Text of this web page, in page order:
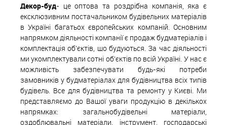
Декор-буд- це оптова та роздрібна компанія, яка є
ексклюзивним постачальником будівельних матеріалів
в Україні багатьох європейських компаній. Основним
напрямком діяльності компанії є продаж будматеріалів і
комплектація об'єктів, що будуються. За час діяльності
ми укомплектували сотні об'єктів по всій Україні. У нас є
можливість забезпечувати будь-які потреби
замовників у будматеріалах для будівництва всіх типів
будівель. Все для будівництва та ремонту у Києві. Ми
представляємо до Вашої уваги продукцію в декількох
напрямках: загальнобудівельні матеріали,
оздоблювальні матеріали, інструмент, господарські